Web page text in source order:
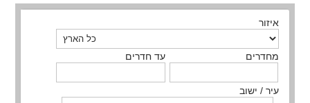
איזור
מחדרים עד חדרים
עיר / ישוב